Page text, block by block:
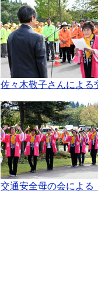
佐々木敬子さんによる
交通安全母の会による